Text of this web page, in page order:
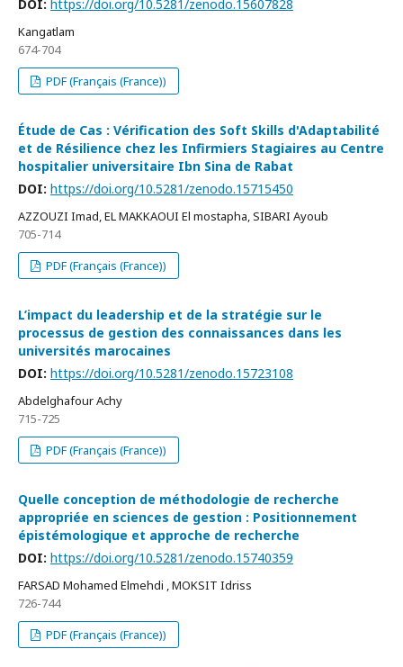
DOI: https://doi.org/10.5281/zenodo.15607828
Kangatlam
674-704
PDF (Français (France))
Étude de Cas : Vérification des Soft Skills d'Adaptabilité
et de Résilience chez les Infirmiers Stagiaires au Centre
hospitalier universitaire Ibn Sina de Rabat
DOI: https://doi.org/10.5281/zenodo.15715450
AZZOUZI Imad, EL MAKKAOUI El mostapha, SIBARI Ayoub
705-714
PDF (Français (France))
L’impact du leadership et de la stratégie sur le
processus de gestion des connaissances dans les
universités marocaines
DOI: https://doi.org/10.5281/zenodo.15723108
Аbdelghаfour Аchy
715-725
PDF (Français (France))
Quelle conception de méthodologie de recherche
appropriée en sciences de gestion : Positionnement
épistémologique et approche de recherche
DOI: https://doi.org/10.5281/zenodo.15740359
FARSAD Mohamed Elmehdi , MOKSIT Idriss
726-744
PDF (Français (France))